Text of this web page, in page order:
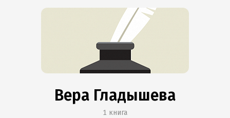
Вера Гладышева
1 книга